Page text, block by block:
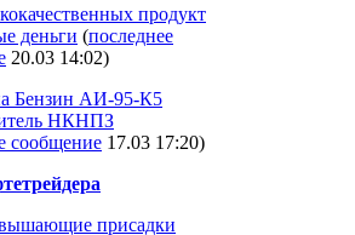
продукт
деньги (последнее
20.03 14:02)
Бензин АИ-95-К5
НКНПЗ
сообщение 17.03 17:20)
присадки